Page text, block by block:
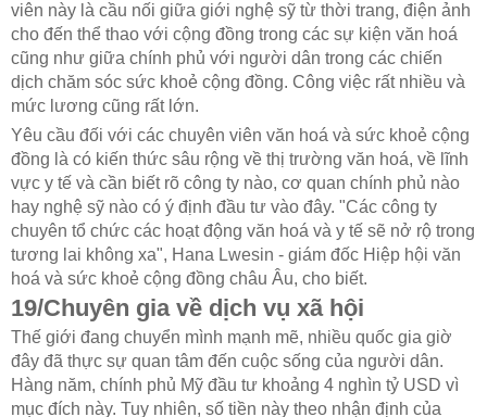
viên này là cầu nối giữa giới nghệ sỹ từ thời trang, điện ảnh
cho đến thể thao với cộng đồng trong các sự kiện văn hoá
cũng như giữa chính phủ với người dân trong các chiến
dịch chăm sóc sức khoẻ cộng đồng. Công việc rất nhiều và
mức lương cũng rất lớn.
Yêu cầu đối với các chuyên viên văn hoá và sức khoẻ cộng
đồng là có kiến thức sâu rộng về thị trường văn hoá, về lĩnh
vực y tế và cần biết rõ công ty nào, cơ quan chính phủ nào
hay nghệ sỹ nào có ý định đầu tư vào đây. "Các công ty
chuyên tổ chức các hoạt động văn hoá và y tế sẽ nở rộ trong
tương lai không xa", Hana Lwesin - giám đốc Hiệp hội văn
hoá và sức khoẻ cộng đồng châu Âu, cho biết.
19/Chuyên gia về dịch vụ xã hội
Thế giới đang chuyển mình mạnh mẽ, nhiều quốc gia giờ
đây đã thực sự quan tâm đến cuộc sống của người dân.
Hàng năm, chính phủ Mỹ đầu tư khoảng 4 nghìn tỷ USD vì
mục đích này. Tuy nhiên, số tiền này theo nhận định của